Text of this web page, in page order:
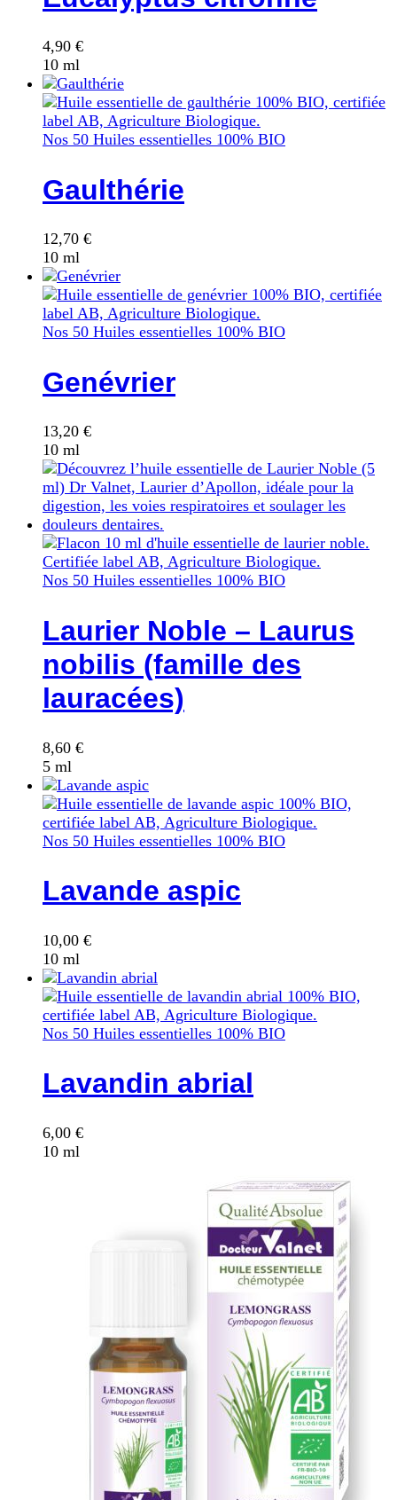
4,90 €
10 ml
Nos 50 Huiles essentielles 100% BIO
Gaulthérie
12,70 €
10 ml
Nos 50 Huiles essentielles 100% BIO
Genévrier
13,20 €
10 ml
Nos 50 Huiles essentielles 100% BIO
Laurier Noble – Laurus
nobilis (famille des
lauracées)
8,60 €
5 ml
Nos 50 Huiles essentielles 100% BIO
Lavande aspic
10,00 €
10 ml
Nos 50 Huiles essentielles 100% BIO
Lavandin abrial
6,00 €
10 ml